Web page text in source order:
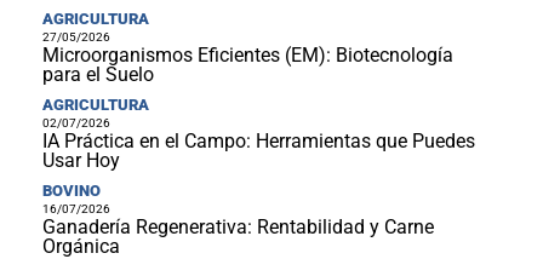
AGRICULTURA
27/05/2026
Microorganismos Eficientes (EM): Biotecnología
para el Suelo
AGRICULTURA
02/07/2026
IA Práctica en el Campo: Herramientas que Puedes
Usar Hoy
BOVINO
16/07/2026
Ganadería Regenerativa: Rentabilidad y Carne
Orgánica